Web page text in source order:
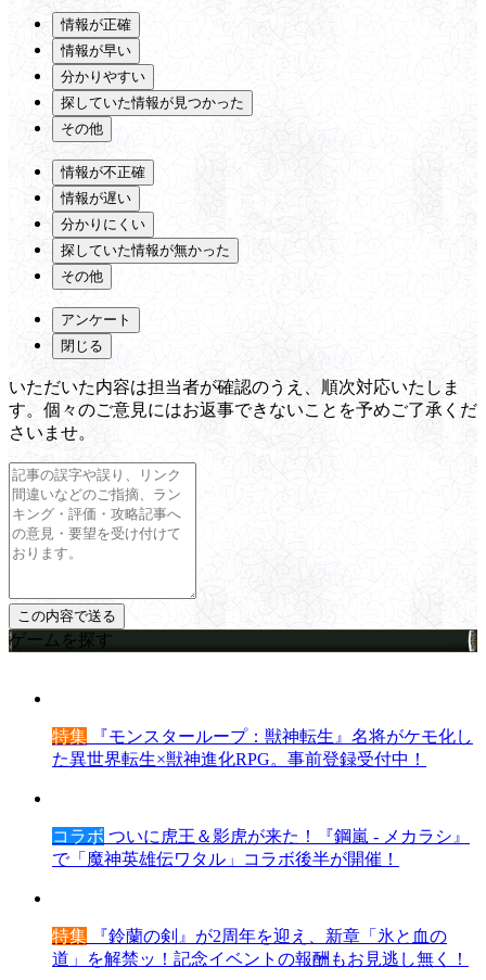
情報が正確
情報が早い
分かりやすい
探していた情報が見つかった
その他
情報が不正確
情報が遅い
分かりにくい
探していた情報が無かった
その他
アンケート
閉じる
いただいた内容は担当者が確認のうえ、順次対応いたしま
す。個々のご意見にはお返事できないことを予めご了承くだ
さいませ。
ゲームを探す
特集 『モンスターループ：獣神転生』名将がケモ化し
た異世界転生×獣神進化RPG。事前登録受付中！
コラボ ついに虎王＆影虎が来た！『鋼嵐 - メカラシ』
で「魔神英雄伝ワタル」コラボ後半が開催！
特集 『鈴蘭の剣』が2周年を迎え、新章「氷と血の
道」を解禁ッ！記念イベントの報酬もお見逃し無く！